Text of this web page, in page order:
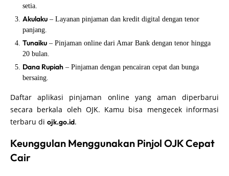
setia.
Akulaku – Layanan pinjaman dan kredit digital dengan tenor
panjang.
Tunaiku – Pinjaman online dari Amar Bank dengan tenor hingga
20 bulan.
Dana Rupiah – Pinjaman dengan pencairan cepat dan bunga
bersaing.
Daftar aplikasi pinjaman online yang aman diperbarui
secara berkala oleh OJK. Kamu bisa mengecek informasi
terbaru di ojk.go.id.
Keunggulan Menggunakan Pinjol OJK Cepat
Cair